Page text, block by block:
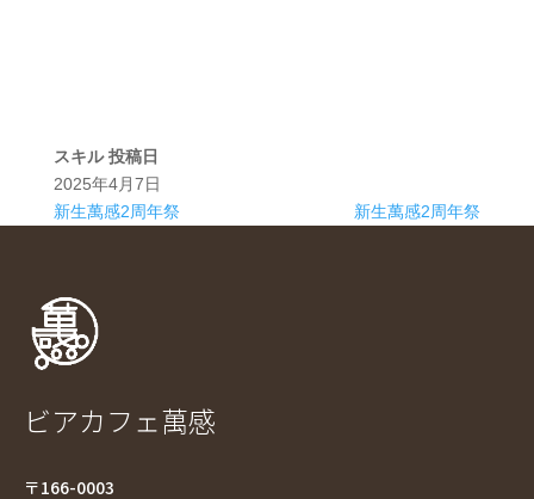
スキル 投稿日
2025年4月7日
新生萬感2周年祭
新生萬感2周年祭
ビアカフェ萬感
〒166-0003